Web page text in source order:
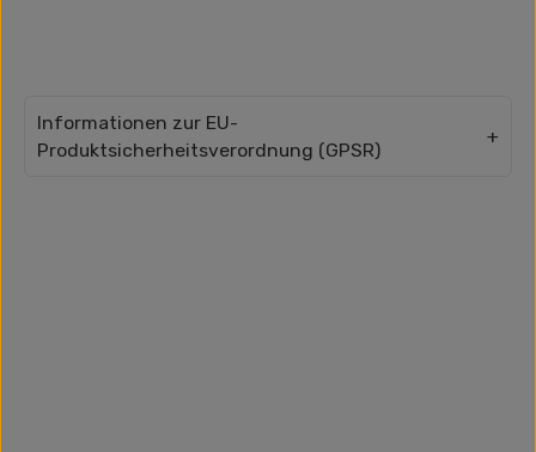
Informationen zur EU-
Produktsicherheitsverordnung (GPSR)